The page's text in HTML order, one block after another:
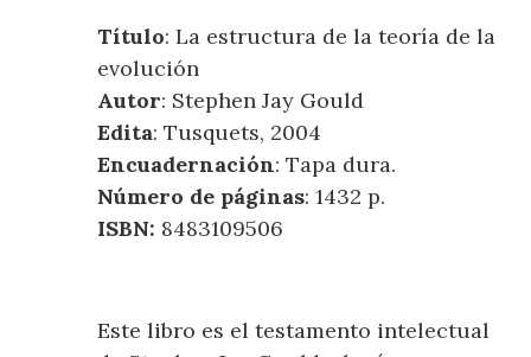
Título: La estructura de la teoría de la
evolución
Autor: Stephen Jay Gould
Edita: Tusquets, 2004
Encuadernación: Tapa dura.
Número de páginas: 1432 p.
ISBN: 8483109506
Este libro es el testamento intelectual